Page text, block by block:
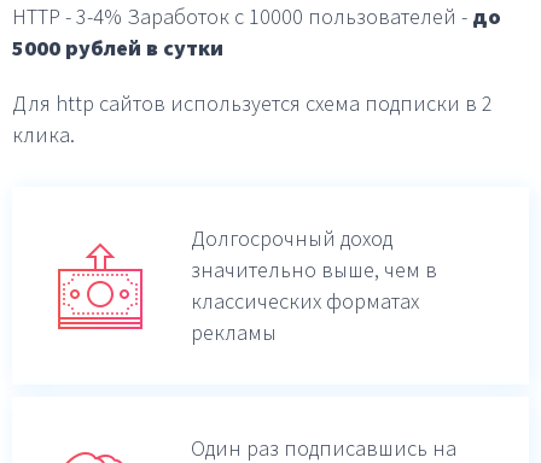
HTTP - 3-4% Заработок с 10000 пользователей - до
5000 рублей в сутки
Для http сайтов используется схема подписки в 2
клика.
Долгосрочный доход
значительно выше, чем в
классических форматах
рекламы
Один раз подписавшись на